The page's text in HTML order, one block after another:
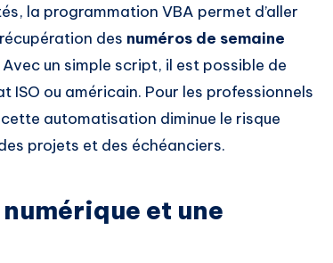
la programmation VBA permet d’aller
des numéros de semaine
un simple script, il est possible de
ISO ou américain. Pour les professionnels
automatisation diminue le risque
projets et des échéanciers.
et une